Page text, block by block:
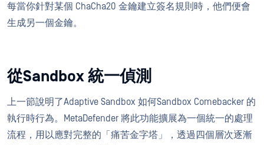
每當你針對某個 ChaCha20 金鑰建立簽名規則時，他們便會
生成另一個金鑰。
從Sandbox 統一偵測
上一節說明了Adaptive Sandbox 如何Sandbox Comebacker 的
執行時行為。MetaDefender 將此功能擴展為一個統一的處理
流程，用以應對完整的「痛苦金字塔」，透過四個層次逐漸